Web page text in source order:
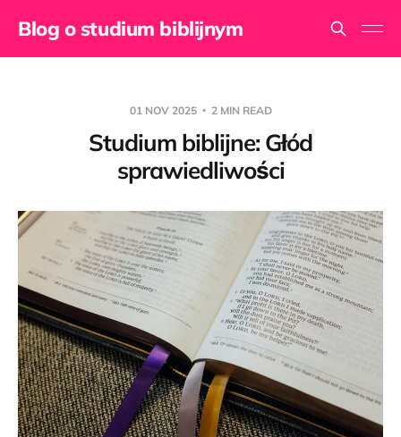
Blog o studium biblijnym
01 NOV 2025 2 MIN READ
Studium biblijne: Głód
sprawiedliwości